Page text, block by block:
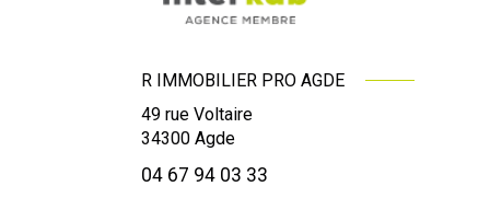
R IMMOBILIER PRO AGDE
49 rue Voltaire
34300 Agde
04 67 94 03 33